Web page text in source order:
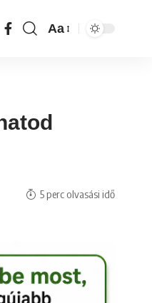
Aa
5 perc olvasási idő